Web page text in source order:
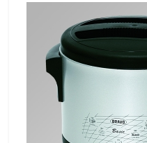
mobilní
telefony,